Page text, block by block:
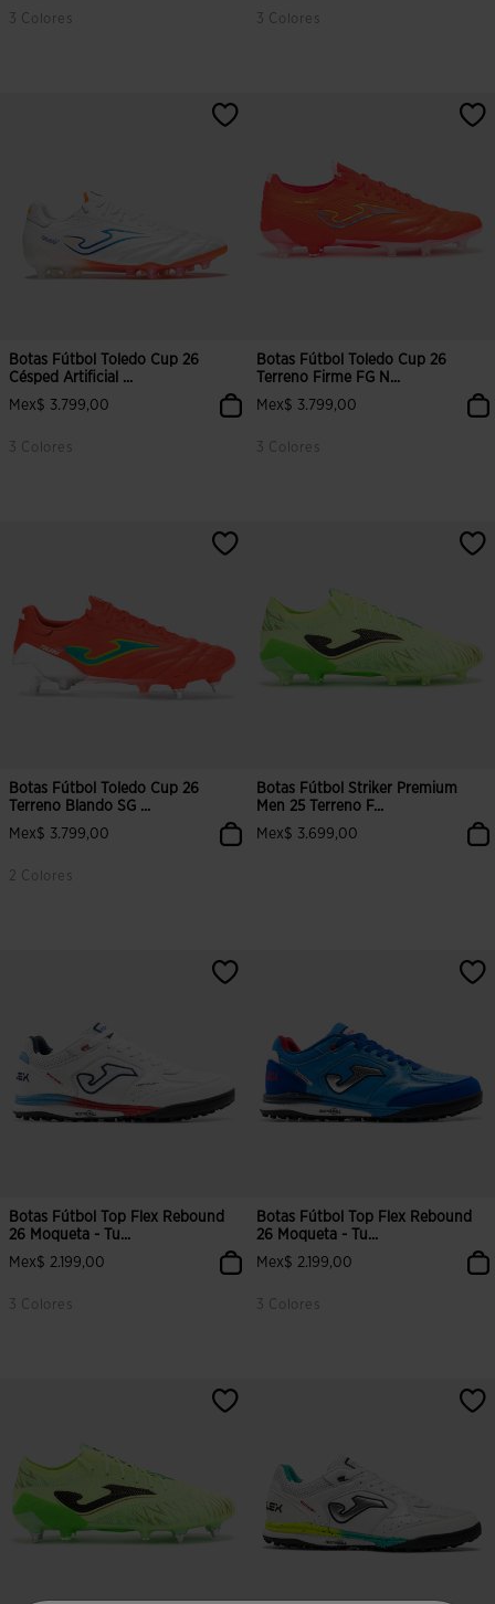
3 Colores
4.4 sobre 5 de valoración de clientes
3 Colores
3.7 sobre 5 de valoración de
Botas Fútbol Toledo Cup 26
Césped Artificial ...
Mex$ 3.799,00
3 Colores
4.8 sobre 5 de valoración de clientes
Botas Fútbol Toledo Cup 26
Terreno Firme FG N...
Mex$ 3.799,00
3 Colores
3.9 sobre 5 de valoración de
Botas Fútbol Toledo Cup 26
Terreno Blando SG ...
Mex$ 3.799,00
2 Colores
4.2 sobre 5 de valoración de clientes
Botas Fútbol Striker Premium
Men 25 Terreno F...
Mex$ 3.699,00
3.2 sobre 5 de valoración de
Botas Fútbol Top Flex Rebound
26 Moqueta - Tu...
Mex$ 2.199,00
3 Colores
3.5 sobre 5 de valoración de clientes
Botas Fútbol Top Flex Rebound
26 Moqueta - Tu...
Mex$ 2.199,00
3 Colores
3.8 sobre 5 de valoración de